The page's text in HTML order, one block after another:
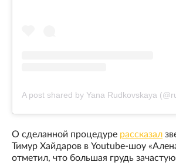
О сделанной процедуре рассказал
Тимур Хайдаров в Youtube-шоу
отметил, что большая грудь